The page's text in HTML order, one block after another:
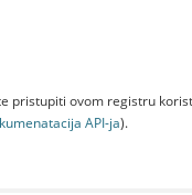
pristupiti ovom registru
API-jа).